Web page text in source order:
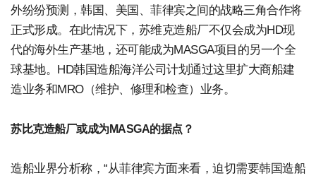
外纷纷预测，韩国、美国、菲律宾之间的战略三角合作将
正式形成。在此情况下，苏维克造船厂不仅会成为HD现
代的海外生产基地，还可能成为MASGA项目的另一个全
球基地。HD韩国造船海洋公司计划通过这里扩大商船建
造业务和MRO（维护、修理和检查）业务。
苏比克造船厂或成为MASGA的据点？
造船业界分析称，“从菲律宾方面来看，迫切需要韩国造船